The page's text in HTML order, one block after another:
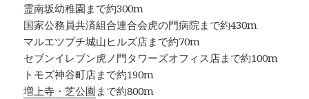
霊南坂幼稚園まで約300m
国家公務員共済組合連合会虎の門病院まで約430m
マルエツプチ城山ヒルズ店まで約70m
セブンイレブン虎ノ門タワーズオフィス店まで約100m
トモズ神谷町店まで約190m
増上寺・芝公園 まで約800m